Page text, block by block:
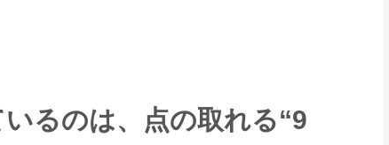
るのは、点の取れる“9